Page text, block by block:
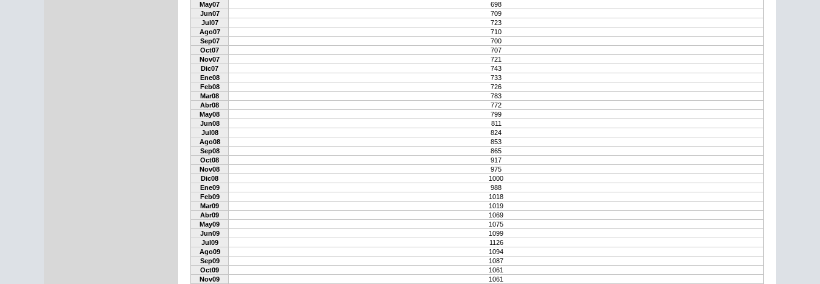
May07
698
Jun07
709
Jul07
723
Ago07
710
Sep07
700
Oct07
707
Nov07
721
Dic07
743
Ene08
733
Feb08
726
Mar08
783
Abr08
772
May08
799
Jun08
811
Jul08
824
Ago08
853
Sep08
865
Oct08
917
Nov08
975
Dic08
1000
Ene09
988
Feb09
1018
Mar09
1019
Abr09
1069
May09
1075
Jun09
1099
Jul09
1126
Ago09
1094
Sep09
1087
Oct09
1061
Nov09
1061